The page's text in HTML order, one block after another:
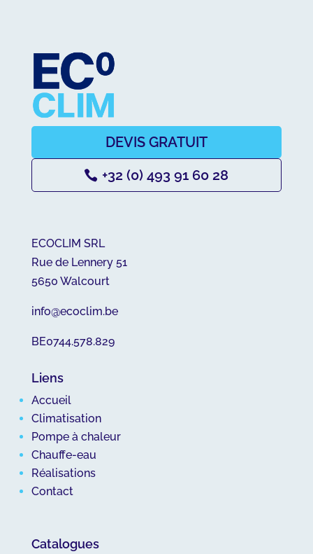
DEVIS GRATUIT
+32 (0) 493 91 60 28
ECOCLIM SRL
Rue de Lennery 51
5650 Walcourt
info@ecoclim.be
BE0744.578.829
Liens
Accueil
Climatisation
Pompe à chaleur
Chauffe-eau
Réalisations
Contact
Catalogues